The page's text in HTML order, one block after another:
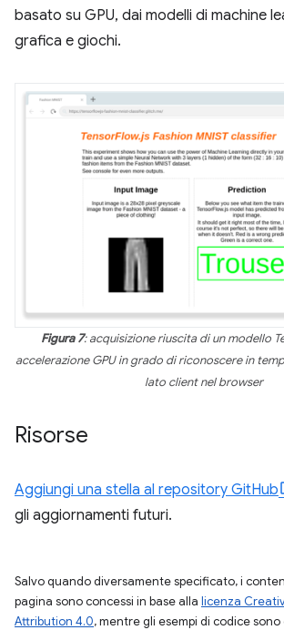
basato su GPU, dai modelli di machine
grafica e giochi.
Figura 7: acquisizione riuscita di un modello
accelerazione GPU in grado di riconoscere in
lato client nel browser
Risorse
Aggiungi una stella al repository GitHub
gli aggiornamenti futuri.
Salvo quando diversamente specificato, i
pagina sono concessi in base alla licenza
Attribution 4.0, mentre gli esempi di codice sono